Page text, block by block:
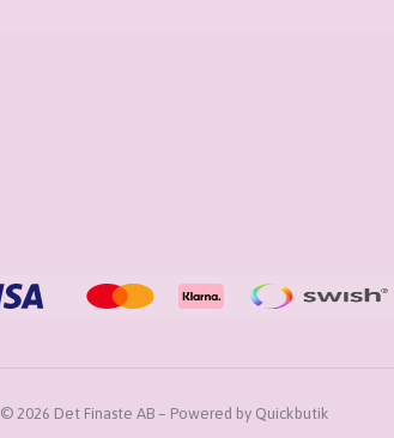
© 2026 Det Finaste AB – Powered by Quickbutik